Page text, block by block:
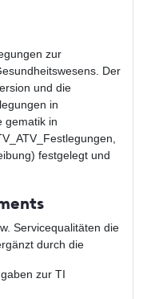
zur
Der
und die
in
gematik in
festgelegt und
Servicequalitäten die
durch die
zur TI